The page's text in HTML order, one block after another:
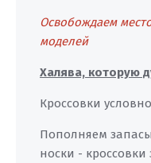
Освобождаем
моделей
Халява, которую
Кроссовки
Пополняем
носки -